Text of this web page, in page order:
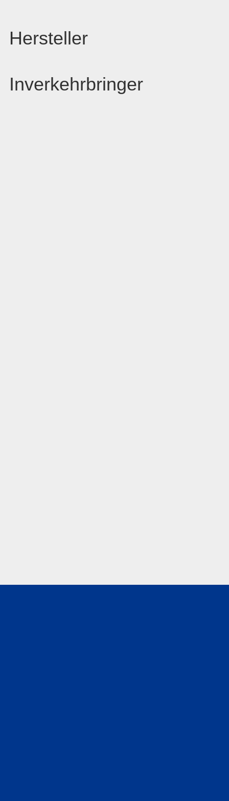
Hersteller
Inverkehrbringer